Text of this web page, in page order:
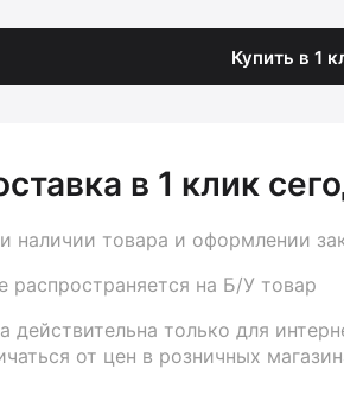
Купить в 1
в 1 клик
наличии товара и оформлении
распространяется на Б/У товар
действительна только для
от цен в розничных